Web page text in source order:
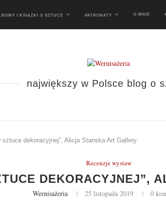
I KSIĄŻKI O SZTUCE PATRONATY O MNIE
największy w Polsce blog o
sztuce dekoracyjnej”, Alicja Stanska Art Gallery
Recenzje wystaw
DEKORACYJNEJ”,
Wernisażeria 25 listopada 2019 0